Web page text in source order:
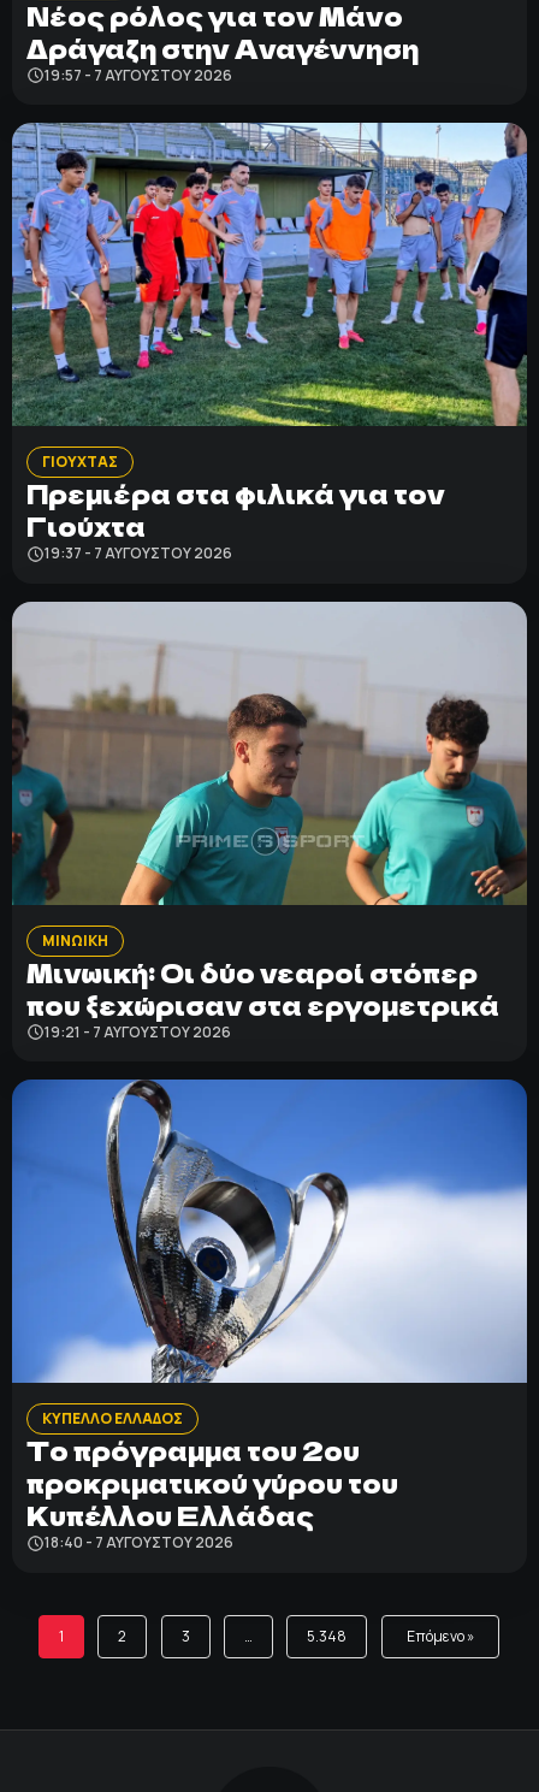
Νέος ρόλος για τον Μάνο
Δράγαζη στην Αναγέννηση
19:57 - 7 ΑΥΓΟΎΣΤΟΥ 2026
ΓΙΟΥΧΤΑΣ
Πρεμιέρα στα φιλικά για τον
Γιούχτα
19:37 - 7 ΑΥΓΟΎΣΤΟΥ 2026
ΜΙΝΩΙΚΗ
Μινωική: Οι δύο νεαροί στόπερ
που ξεχώρισαν στα εργομετρικά
19:21 - 7 ΑΥΓΟΎΣΤΟΥ 2026
ΚΥΠΕΛΛΟ ΕΛΛΑΔΟΣ
Το πρόγραμμα του 2ου
προκριματικού γύρου του
Κυπέλλου Ελλάδας
18:40 - 7 ΑΥΓΟΎΣΤΟΥ 2026
1 2 3 … 5.348 Επόμενο »